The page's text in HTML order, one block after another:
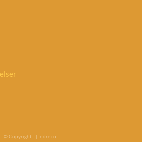
© Copyright | Indre ro